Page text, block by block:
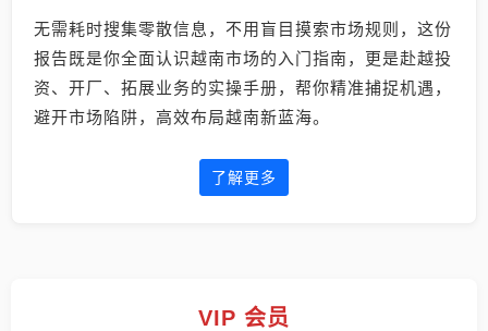
无需耗时搜集零散信息，不用盲目摸索市场规则，这份
报告既是你全面认识越南市场的入门指南，更是赴越投
资、开厂、拓展业务的实操手册，帮你精准捕捉机遇，
避开市场陷阱，高效布局越南新蓝海。
了解更多
VIP 会员